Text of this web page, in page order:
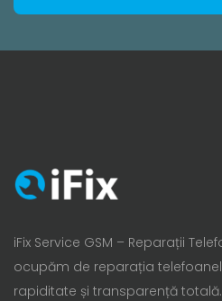
iFix Service GSM – Reparații
ocupăm de reparația
rapiditate și transparență